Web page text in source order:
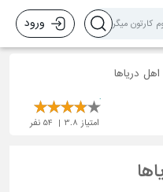
ورود
اهل دریاها
امتیاز 3.8
54 نفر